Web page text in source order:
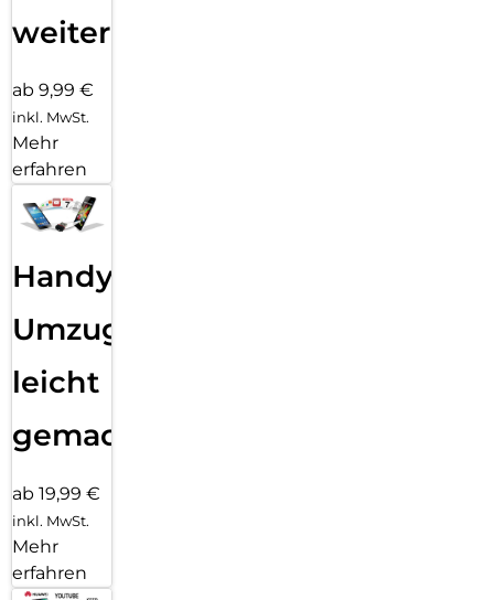
weiter
ab 9,99 €
inkl. MwSt.
Mehr
erfahren
Handy
Umzug
leicht
gemacht!
ab 19,99 €
inkl. MwSt.
Mehr
erfahren